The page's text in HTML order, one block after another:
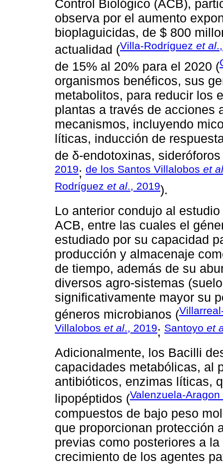
Control Biológico (ACB),
observa por el aumento
bioplaguicidas, de $ 800
actualidad (Villa-Rodríguez et al
de 15% al 20% para el 2020 (
organismos benéficos, sus
metabolitos, para reducir los
plantas a través de acciones
mecanismos, incluyendo
líticas, inducción de
de δ-endotoxinas,
2019; de los Santos Villalobos et al
Rodríguez et al., 2019).
Lo anterior condujo al
ACB, entre las cuales el
estudiado por su capacidad
producción y almacenaje
de tiempo, además de su
diversos agro-sistemas
significativamente mayor su
géneros microbianos (
Villalobos et al., 2019; Santoyo et
Adicionalmente, los Bacilli
capacidades metabólicas, al
antibióticos, enzimas líticas,
lipopéptidos (Valenzuela-Aragon
compuestos de bajo peso
que proporcionan protección
previas como posteriores a
crecimiento de los agentes